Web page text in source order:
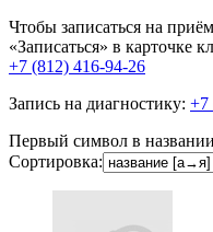
Чтобы записаться на
«Записаться» в карточке
+7 (812) 416-94-26
Запись на диагностику: +7
Первый символ в
Сортировка: